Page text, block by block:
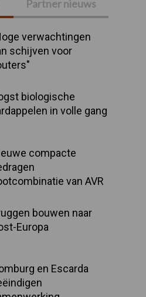
Partner nieuws
verwachtingen
schijven voor
biologische
in volle gang
compacte
van AVR
bouwen naar
Europa
en Escarda